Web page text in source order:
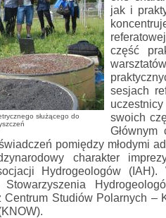
służącego do
jak i
część
sesjach
swoich
Głównym
pomiędzy młodymi
charakter
Hydrogeologów (IAH).
Stowarzyszenia
Centrum Studiów Polarnych –